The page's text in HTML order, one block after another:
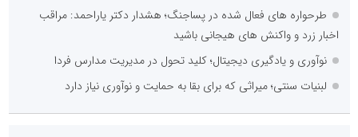
طرحواره های فعال شده در پساجنگ؛ هشدار دکتر یاراحمد: مراقب
اخبار زرد و واکنش های هیجانی باشید
نوآوری و یادگیری دیجیتال؛ کلید تحول در مدیریت مدارس فردا
لبنیات سنتی؛ میراثی که برای بقا به حمایت و نوآوری نیاز دارد